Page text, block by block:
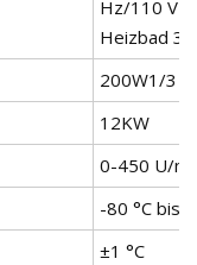
Hz/110 V
Heizbad
200W1/3
12KW
0-450 U/
-80 °C bis
±1 °C